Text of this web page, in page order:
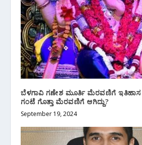
ಬೆಳಗಾವಿ ಗಣೇಶ ಮೂರ್ತಿ ಮೆರವಣಿಗೆ ಇತಿಹಾಸ
ಗಂಟೆ ಗೊತ್ತಾ ಮೆರವಣಿಗೆ ಆಗಿದ್ದು?
September 19, 2024